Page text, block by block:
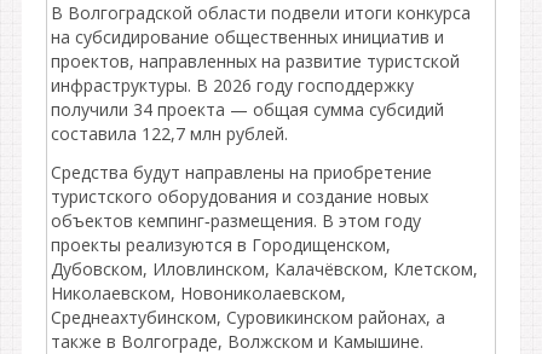
В Волгоградской области подвели итоги конкурса
на субсидирование общественных инициатив и
проектов, направленных на развитие туристской
инфраструктуры. В 2026 году господдержку
получили 34 проекта — общая сумма субсидий
составила 122,7 млн рублей.
Средства будут направлены на приобретение
туристского оборудования и создание новых
объектов кемпинг‑размещения. В этом году
проекты реализуются в Городищенском,
Дубовском, Иловлинском, Калачёвском, Клетском,
Николаевском, Новониколаевском,
Среднеахтубинском, Суровикинском районах, а
также в Волгограде, Волжском и Камышине.